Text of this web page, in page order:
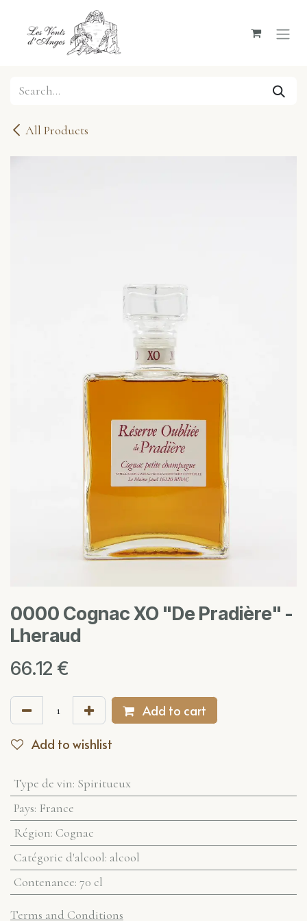
All Products
0000 Cognac XO "De Pradière" -
Lheraud
66.12 €
Add to cart
Add to wishlist
Type de vin: Spiritueux
Pays: France
Région: Cognac
Catégorie d'alcool: alcool
Contenance: 70 cl
Terms and Conditions